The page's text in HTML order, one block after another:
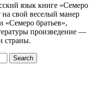
язык книге «Семеро
на свой веселый манер
«Семеро братьев»,
произведение —
страны.
Search